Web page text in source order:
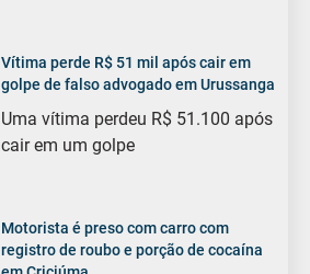
Vítima perde R$ 51 mil após cair em
golpe de falso advogado em Urussanga
Uma vítima perdeu R$ 51.100 após
cair em um golpe
Motorista é preso com carro com
registro de roubo e porção de cocaína